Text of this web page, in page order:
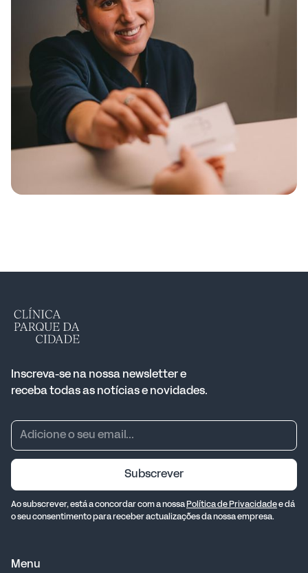
Inscreva-se na nossa newsletter e
receba todas as notícias e novidades.
Subscrever
Ao subscrever, está a concordar com a nossa Política de Privacidadee dá
o seu consentimento para receber actualizações da nossa empresa.
Menu